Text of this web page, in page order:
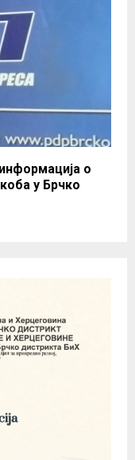
о
у Брчко